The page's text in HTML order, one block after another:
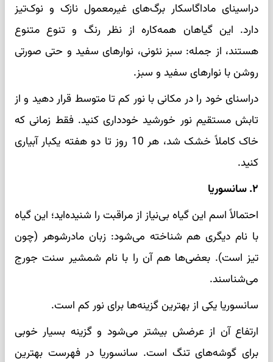
دراسینای ماداگاسکار برگ‌های غیرمعمول نازک و نوک‌تیز
دارد. این گیاهان همه‌کاره از نظر رنگ و تنوع متنوع
هستند، از جمله: سبز نئونی، نوارهای سفید و حتی صورتی
روشن با نوارهای سفید و سبز.
دراسنای خود را در مکانی با نور کم تا متوسط ​​​​قرار دهید و از
تابش مستقیم نور خورشید خودداری کنید. فقط زمانی که
خاک کاملاً خشک شد، هر 10 روز تا دو هفته یکبار آبیاری
کنید.
۲. سانسوریا
احتمالاً اسم این گیاه بی‌نیاز از مراقبت را شنیده‌اید؛ این گیاه
با نام دیگری هم شناخته می‌شود: زبان مادرشوهر (چون
تیز است). بعضی‌ها هم آن را با نام شمشیر سنت جورج
می‌شناسند.
سانسوریا یکی از بهترین گزینه‌ها برای نور کم است.
ارتفاع آن از عرضش بیشتر می‌شود و گزینه بسیار خوبی
برای گوشه‌های تنگ است. سانسوریا در فهرست بهترین